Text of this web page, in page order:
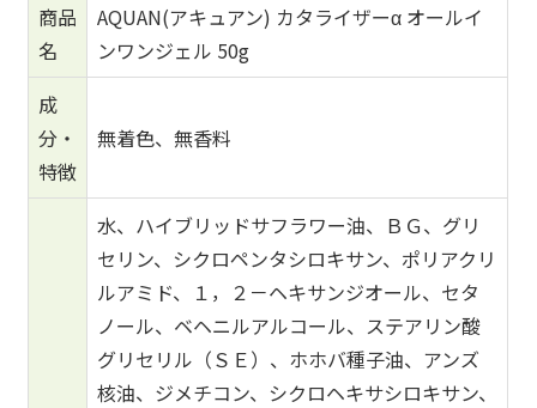
商品
名
AQUAN(アキュアン) カタライザーα オールイ
ンワンジェル 50g
成
分・
特徴
無着色、無香料
水、ハイブリッドサフラワー油、ＢＧ、グリ
セリン、シクロペンタシロキサン、ポリアクリ
ルアミド、１，２－ヘキサンジオール、セタ
ノール、ベヘニルアルコール、ステアリン酸
グリセリル（ＳＥ）、ホホバ種子油、アンズ
核油、ジメチコン、シクロヘキサシロキサン、